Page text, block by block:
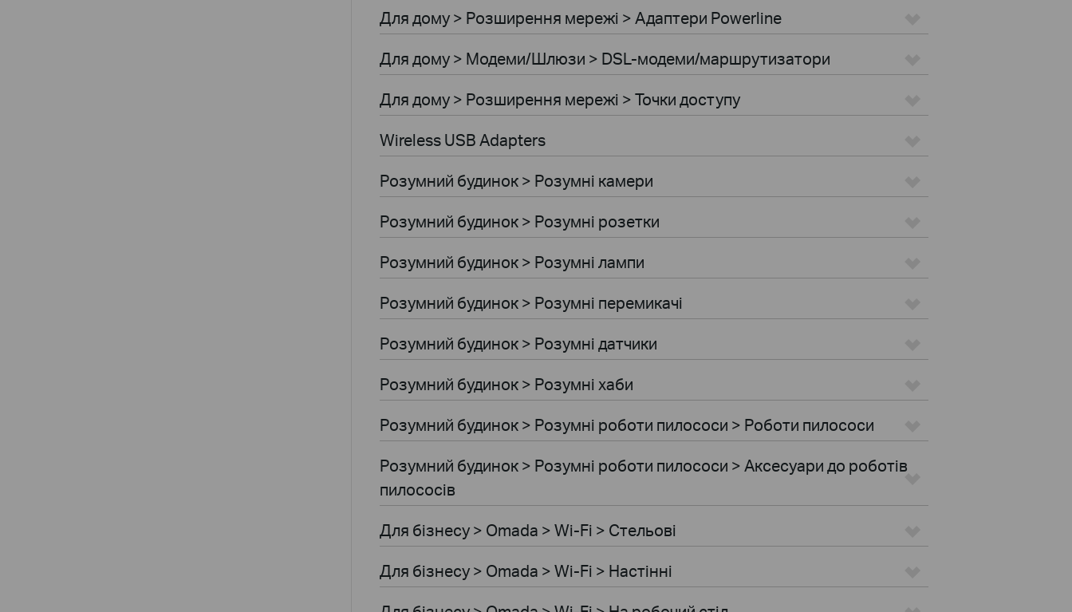
Для дому > Розширення мережi > Адаптери Powerline
Для дому > Модеми/Шлюзи > DSL-модеми/маршрутизатори
Для дому > Розширення мережi > Точки доступу
Wireless USB Adapters
Розумний будинок > Розумні камери
Розумний будинок > Розумні розетки
Розумний будинок > Розумнi лампи
Розумний будинок > Розумні перемикачі
Розумний будинок > Розумні датчики
Розумний будинок > Розумні хаби
Розумний будинок > Розумні роботи пилососи > Роботи пилососи
Розумний будинок > Розумні роботи пилососи > Аксесуари до роботів
пилососів
Для бiзнесу > Omada > Wi-Fi > Стельові
Для бiзнесу > Omada > Wi-Fi > Настінні